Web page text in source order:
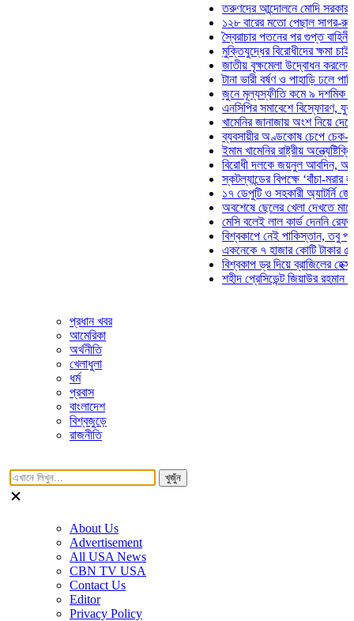
তরুণদের আন্দোলনে মোদি সরকার দুর্বল
১২৮ বারের মতো পেছাল সাগর-রুনি
স্বৈরাচার পতনের পর গুপ্ত বাহিনীর
মুক্তিযুদ্ধের বিরোধীদের ক্ষমা চাইতে
জাতীয় বৃক্ষমেলা উদ্বোধন করলেন
টানা ভারী বর্ষণ ও পাহাড়ি ঢলে পানিবন্দি
জুনে মূল্যস্ফীতি কমে ৯ দশমিক ১৬
এনসিপির সমাবেশে বিস্ফোরণ, যুবলীগের
খামেনির জানাজায় অংশ নিয়ে দেশে
ব্যবসায়ীর অণ্ডকোষ চেপে চেক-
ইমাম খামেনির রাষ্ট্রীয় অন্ত্যেষ্টিক্রিয়ায়
বিরোধী দলকে জয়নুল আবদিন, আপনারা
স্কটল্যান্ডের বিপক্ষে ‘বাঁচা-মরার
১৭ ডেপুটি ও সহকারী অ্যাটর্নি
অবশেষে ছেলের খেলা দেখতে মাঠে
মেসি বলেই লাল কার্ড দেননি রেফারি!
বিশ্বকাপে নেই পাকিস্তান, তবু প্রতিটি
একনেকে ৭ হাজার কোটি টাকার ৫
বিশ্বকাপ ড্র দিয়ে ব্রাজিলের হেক্সা মিশন
শহীদ প্রেসিডেন্ট জিয়াউর রহমান
প্রধান খবর
আমেরিকা
অর্থনীতি
খেলাধুলা
ধর্ম
প্রবাস
বাংলাদেশ
বিশ্বজুড়ে
রাজনীতি
খুজুঁন
About Us
Advertisement
All USA News
CBN TV USA
Contact Us
Editor
Privacy Policy